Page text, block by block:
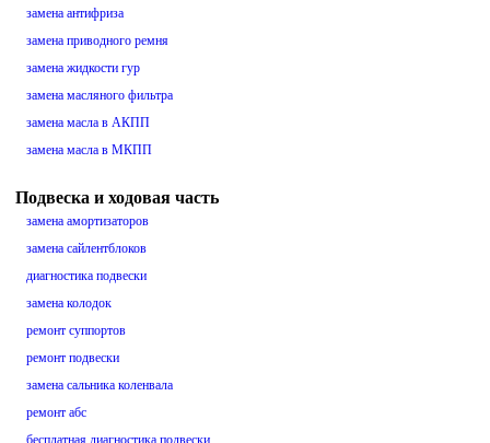
замена антифриза
замена приводного ремня
замена жидкости гур
замена масляного фильтра
замена масла в АКПП
замена масла в МКПП
Подвеска и ходовая часть
замена амортизаторов
замена сайлентблоков
диагностика подвески
замена колодок
ремонт суппортов
ремонт подвески
замена сальника коленвала
ремонт абс